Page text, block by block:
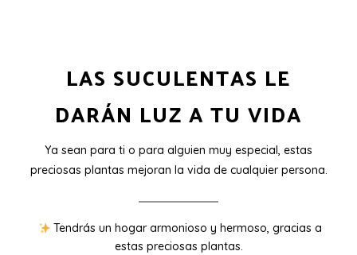
LAS SUCULENTAS LE
DARÁN LUZ A TU VIDA
Ya sean para ti o para alguien muy especial, estas
preciosas plantas mejoran la vida de cualquier persona.
Tendrás un hogar armonioso y hermoso, gracias a
estas preciosas plantas.